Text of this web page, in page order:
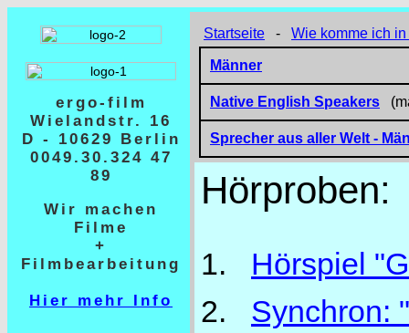
ergo-film
Wielandstr. 16
D - 10629 Berlin
0049.30.324 47
89
Wir machen
Filme
+
Filmbearbeitung
Hier mehr Info
Startseite - Wie komme ich
Männer
Native English Speakers
Sprecher aus aller Welt -
Hörproben:
1. Hörspiel
2. Synchron: